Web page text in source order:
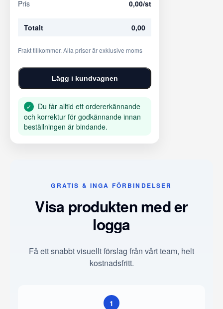
Pris 0,00/st
Totalt 0,00
Frakt tillkommer. Alla priser är exklusive moms
Lägg i kundvagnen
✓
Du får alltid ett ordererkännande
och korrektur för godkännande innan
beställningen är bindande.
GRATIS & INGA FÖRBINDELSER
Visa produkten med er
logga
Få ett snabbt visuellt förslag från vårt team, helt
kostnadsfritt.
1